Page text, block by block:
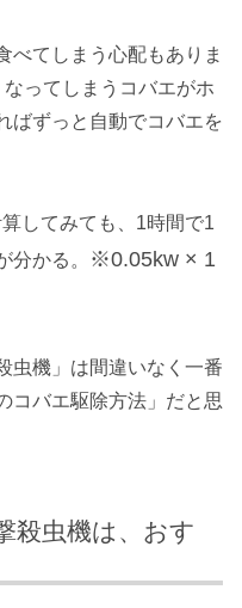
べてしまう心配もありま
ってしまうコバエがホ
ばずっと自動でコバエを
してみても、1時間で1
分かる。
※0.05kw × 1
虫機」は間違いなく一番
コバエ駆除方法」だと思
殺虫機は、おす